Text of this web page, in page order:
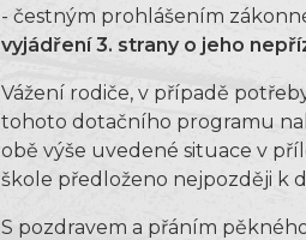
- čestným prohlášením
vyjádření 3. strany o jeho
Vážení rodiče, v případě
tohoto dotačního programu
obě výše uvedené situace v
škole předloženo nejpozději k
S pozdravem a přáním